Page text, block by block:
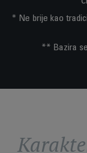
* Ne brije kao
** Bazira